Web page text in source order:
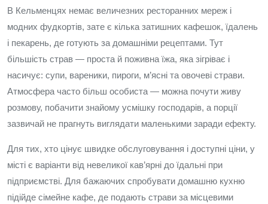
В Кельменцях немає величезних ресторанних мереж і
модних фудкортів, зате є кілька затишних кафешок, їдалень
і пекарень, де готують за домашніми рецептами. Тут
більшість страв — проста й поживна їжа, яка зігріває і
насичує: супи, вареники, пироги, м’ясні та овочеві страви.
Атмосфера часто більш особиста — можна почути живу
розмову, побачити знайому усмішку господарів, а порції
зазвичай не прагнуть виглядати маленькими заради ефекту.
Для тих, хто цінує швидке обслуговування і доступні ціни, у
місті є варіанти від невеликої кав’ярні до їдальні при
підприємстві. Для бажаючих спробувати домашню кухню
підійде сімейне кафе, де подають страви за місцевими